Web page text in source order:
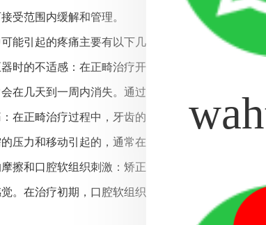
受范围内缓解和管理。
能引起的疼痛主要有以下几个方面：
时的不适感：在正畸治疗开始时，可能会感到一
在几天到一周内消失。通过逐渐调整矫正器的力量
在正畸治疗过程中，牙齿的位置会被定期调整。
压力和移动引起的，通常在几天内逐渐减轻。可通
擦和口腔软组织刺激：矫正器可能与口腔软组织
。在治疗初期，口腔软组织会逐渐适应矫正器的